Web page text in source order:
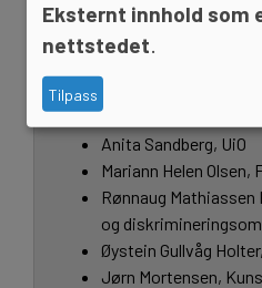
Universitets- og
mobbing og trakassering
Frank Reichert, UiA
Anita Sandberg, UiO
Mariann Helen
Rønnaug
og
Øystein Gullvåg
Jørn Mortensen,
Eksternt innhold som
nettstedet.
Tilpass